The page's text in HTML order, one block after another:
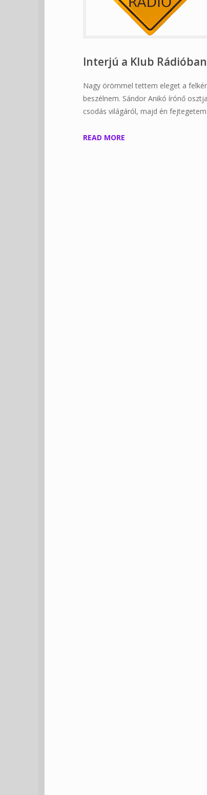
Interjú a Klub Rádióban
Nagy örömmel tettem eleget a
beszélnem. Sándor Anikó írónő
csodás világáról, majd én
READ MORE